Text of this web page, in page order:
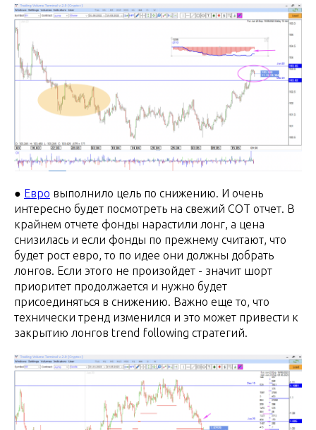
● Евро выполнило цель по снижению. И очень
интересно будет посмотреть на свежий СОТ отчет. В
крайнем отчете фонды нарастили лонг, а цена
снизилась и если фонды по прежнему считают, что
будет рост евро, то по идее они должны добрать
лонгов. Если этого не произойдет - значит шорт
приоритет продолжается и нужно будет
присоединяться в снижению. Важно еще то, что
технически тренд изменился и это может привести к
закрытию лонгов trend following стратегий.